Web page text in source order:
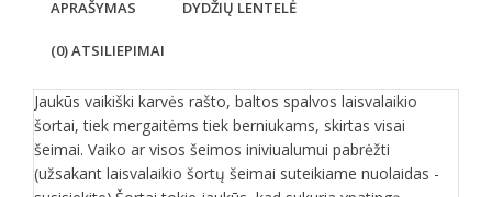
APRAŠYMAS DYDŽIŲ LENTELĖ
(0) ATSILIEPIMAI
Jaukūs vaikiški karvės rašto, baltos spalvos laisvalaikio
šortai, tiek mergaitėms tiek berniukams, skirtas visai
šeimai. Vaiko ar visos šeimos iniviualumui pabrėžti
(užsakant laisvalaikio šortų šeimai suteikiame nuolaidas -